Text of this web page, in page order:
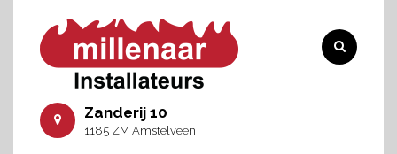
Zanderij 10
1185 ZM Amstelveen